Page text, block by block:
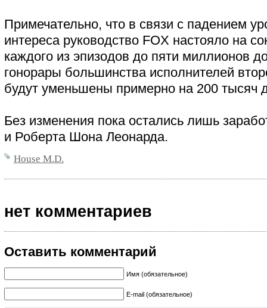
Примечательно, что в связи с падением
интереса руководство FOX настояло на
каждого из эпизодов до пяти миллионов
гонорары большинства исполнителей
будут уменьшены примерно на 200 тысяч
Без изменения пока остались лишь
и Роберта Шона Леонарда.
House M.D.
нет комментариев
Оставить комментарий
Имя (обязательное)
E-mail (обязательное)